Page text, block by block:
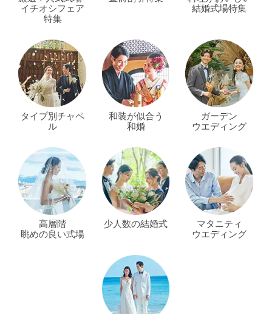
イチオシフェア
特集
結婚式場特集
タイプ別チャペ
ル
和装が似合う
和婚
ガーデン
ウエディング
高層階
眺めの良い式場
少人数の結婚式
マタニティ
ウエディング